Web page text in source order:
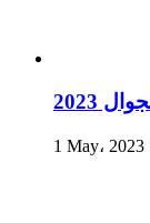
1 May، 2023